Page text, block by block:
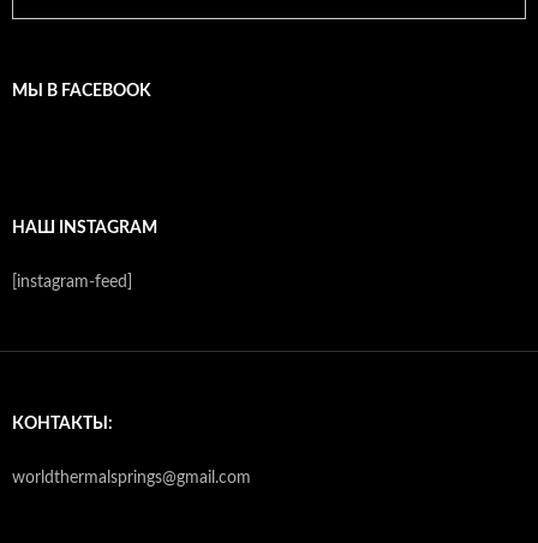
МЫ В FACEBOOK
НАШ INSTAGRAM
[instagram-feed]
КОНТАКТЫ:
worldthermalsprings@gmail.com